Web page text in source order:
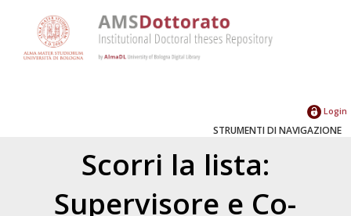
Login
STRUMENTI DI NAVIGAZIONE
Scorri la lista:
Supervisore e Co-